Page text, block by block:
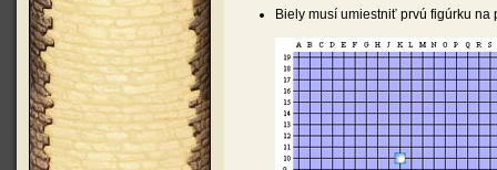
Biely musí umiestniť prvú figúrku